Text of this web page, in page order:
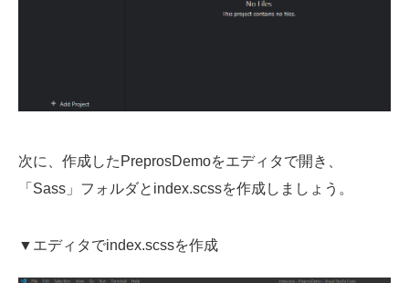
次に、作成したPreprosDemoをエディタで開き、
「Sass」フォルダとindex.scssを作成しましょう。
▼エディタでindex.scssを作成